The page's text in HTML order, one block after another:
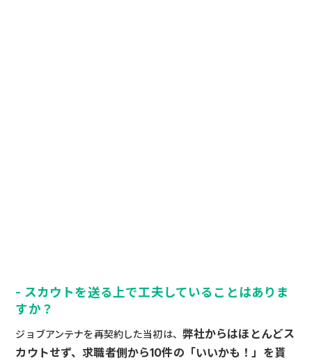
- スカウトを送る上で工夫していることはありま
すか？
ジョブアンテナを再契約した当初は、 弊社からはほとんどス
カウトせず、求職者側から10件の「いいかも！」を貰